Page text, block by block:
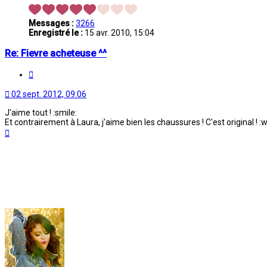
Messages :3266
Enregistré le : 15 avr. 2010, 15:04
Re: Fievre acheteuse ^^
02 sept. 2012, 09:06
J'aime tout ! :smile:
Et contrairement à Laura, j'aime bien les chaussures ! C'est original !